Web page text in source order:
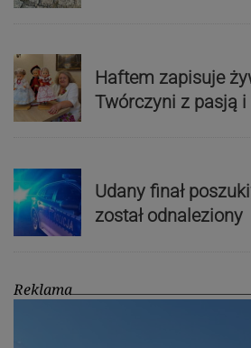
Haftem zapisuje
Twórczyni z pasją
Udany finał
został odnaleziony
Reklama